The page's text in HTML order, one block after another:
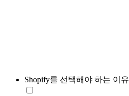
Shopify를 선택해야 하는 이유